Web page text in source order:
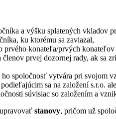
a výšku splatených vkladov
ku ktorému sa zaviazal,
prvého konateľa/prvých
členov prvej dozornej rady, ak sa
spoločnosť vytvára pri svojom
sa na založení s.r.o.
súvisiac so založením a
stanovy, pričom už